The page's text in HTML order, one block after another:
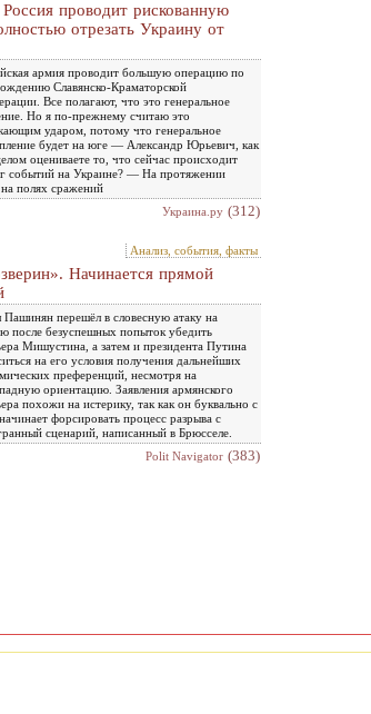
проводит рискованную
отрезать Украину от
армия проводит большую операцию по
Славянско-Краматорской
Все полагают, что это генеральное
Но я по-прежнему считаю это
ударом, потому что генеральное
будет на юге — Александр Юрьевич, как
оцениваете то, что сейчас происходит
событий на Украине? — На протяжении
полях сражений
Украина.ру (312)
Анализ, события, факты
Начинается прямой
Пашинян перешёл в словесную атаку на
после безуспешных попыток убедить
Мишустина, а затем и президента Путина
на его условия получения дальнейших
преференций, несмотря на
ориентацию. Заявления армянского
похожи на истерику, так как он буквально с
форсировать процесс разрыва с
сценарий, написанный в Брюсселе.
Polit Navigator (383)